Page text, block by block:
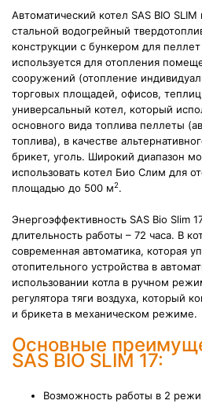
Автоматический котел SAS BIO
стальной водогрейный
конструкции с бункером для
используется для отопления
сооружений (отопление
торговых площадей, офисов, теплиц
универсальный котел, который
основного вида топлива пеллеты
топлива), в качестве
брикет, уголь. Широкий диапазон
использовать котел Био Слим для
площадью до 500 м2.
Энергоэффективность SAS Bio Slim
длительность работы – 72 часа. В
современная автоматика, которая
отопительного устройства в
использовании котла в ручном
регулятора тяги воздуха, который
и брикета в механическом режиме.
Основные
SAS BIO SLIM 17:
Возможность работы в 2